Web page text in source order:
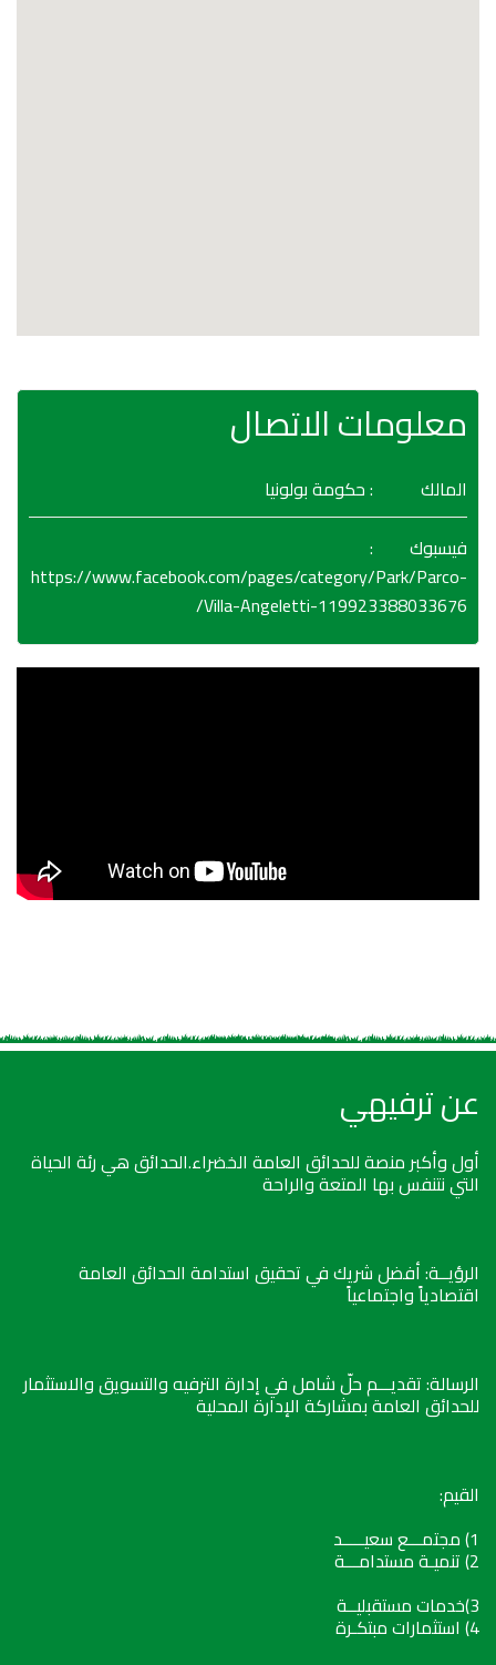
معلومات الاتصال
المالك
: حكومة بولونيا
فيسبوك
:
https://www.facebook.com/pages/category/Park/Parco-
Villa-Angeletti-119923388033676/
عن ترفيهي
أول وأكبر منصة للحدائق العامة الخضراء.الحدائق هي رئة الحياة
التي نتنفس بها المتعة والراحة
الرؤيــة: أفضل شريك في تحقيق استدامة الحدائق العامة
اقتصادياً واجتماعياً
الرسالة: تقديـــم حلّ شامل في إدارة الترفيه والتسويق والاستثمار
للحدائق العامة بمشاركة الإدارة المحلية
القيم:
1) مجتمـــع سعيـــــد
2) تنميـة مستدامـــة
3)خدمات مستقبليــة
4) استثمارات مبتكـرة